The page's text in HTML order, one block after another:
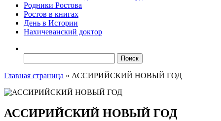
Родники Ростова
Ростов в книгах
День в Истории
Нахичеванский доктор
Главная страница » АССИРИЙСКИЙ НОВЫЙ ГОД
АССИРИЙСКИЙ НОВЫЙ ГОД